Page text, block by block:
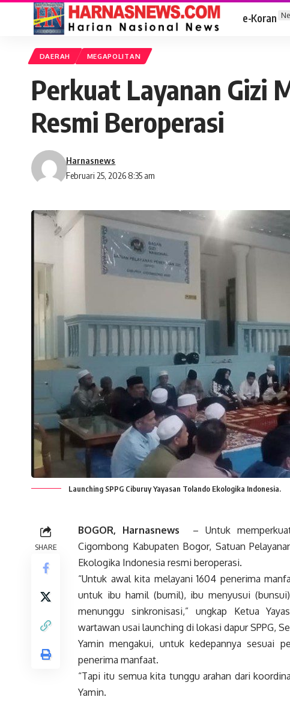
e-Koran
DAERAH MEGAPOLITAN
Perkuat Layanan Gizi
Resmi Beroperasi
Februari 25, 2026 8:35 am
Harnasnews
Launching SPPG Ciburuy Yayasan Tolando Ekologika Indonesia.
SHARE
BOGOR, Harnasnews – Untuk
Cigombong Kabupaten Bogor, Satuan
Ekologika Indonesia resmi beroperasi.
“Untuk awal kita melayani 1604 penerima
untuk ibu hamil (bumil), ibu menyusui
menunggu sinkronisasi,” ungkap Ketua
wartawan usai launching di lokasi dapur SPPG,
Yamin mengakui, untuk kedepannya sesuai
penerima manfaat.
“Tapi itu semua kita tunggu arahan dari
Yamin.